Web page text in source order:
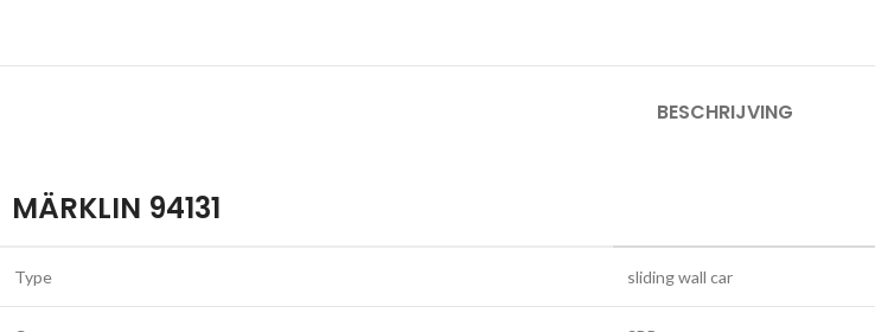
BESCHRIJVING
MÄRKLIN 94131
Type sliding wall car